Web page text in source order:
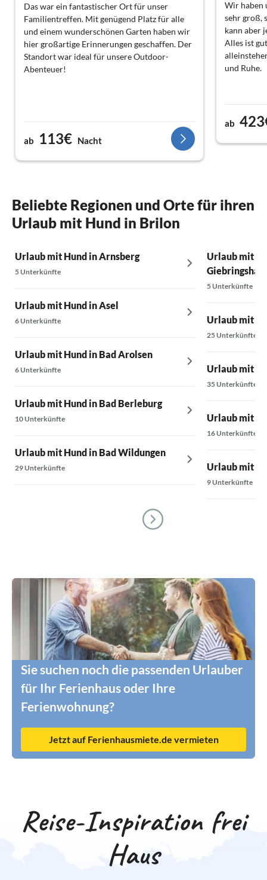
Das war ein fantastischer Ort für unser
Familientreffen. Mit genügend Platz für alle
und einem wunderschönen Garten haben wir
hier großartige Erinnerungen geschaffen. Der
Standort war ideal für unsere Outdoor-
Abenteuer!
ab 113€ Nacht
Wir haben
sehr groß,
kann aber
Alles ist
und Ruhe.
ab
Beliebte Regionen und Orte für ihren
Urlaub mit Hund in Brilon
Urlaub mit Hund in Arnsberg
5 Unterkünfte
Urlaub mit Hund in Asel
6 Unterkünfte
Urlaub mit Hund in Bad Arolsen
6 Unterkünfte
Urlaub mit Hund in Bad Berleburg
10 Unterkünfte
Urlaub mit Hund in Bad Wildungen
29 Unterkünfte
Urlaub mit
5 Unterkünfte
Urlaub mit
25 Unterkünfte
Urlaub mit
35 Unterkünfte
Urlaub mit
16 Unterkünfte
Urlaub mit
9 Unterkünfte
Sie suchen noch die passenden Urlauber
für Ihr Ferienhaus oder Ihre
Ferienwohnung?
Jetzt auf Ferienhausmiete.de vermieten
Reise-Inspiration frei
Haus